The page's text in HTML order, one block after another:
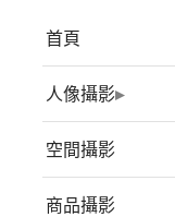
首頁
人像攝影
空間攝影
商品攝影